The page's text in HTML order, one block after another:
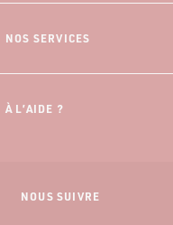
CGV
CGU Progamme Fidélité
NOS SERVICES
Paiement 3x sans frais
À L’AIDE ?
NOUS SUIVRE